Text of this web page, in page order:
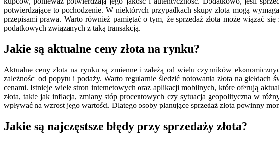
potwierdzające to pochodzenie. W niektórych przypadkach skupy złota mogą
przepisami prawa. Warto również pamiętać o tym, że sprzedaż złota może wiązać
podatkowych związanych z taką transakcją.
Jakie są aktualne ceny złota na rynku?
Aktualne ceny złota na rynku są zmienne i zależą od wielu czynników
zależności od popytu i podaży. Warto regularnie śledzić notowania złota na
cenami. Istnieje wiele stron internetowych oraz aplikacji mobilnych, które oferują
złota, takie jak inflacja, zmiany stóp procentowych czy sytuacja geopolityczna w
wpływać na wzrost jego wartości. Dlatego osoby planujące sprzedaż złota powinny
Jakie są najczęstsze błędy przy sprzedaży złota?